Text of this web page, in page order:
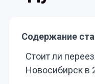
Содержание
Стоит ли
Новосибирск в